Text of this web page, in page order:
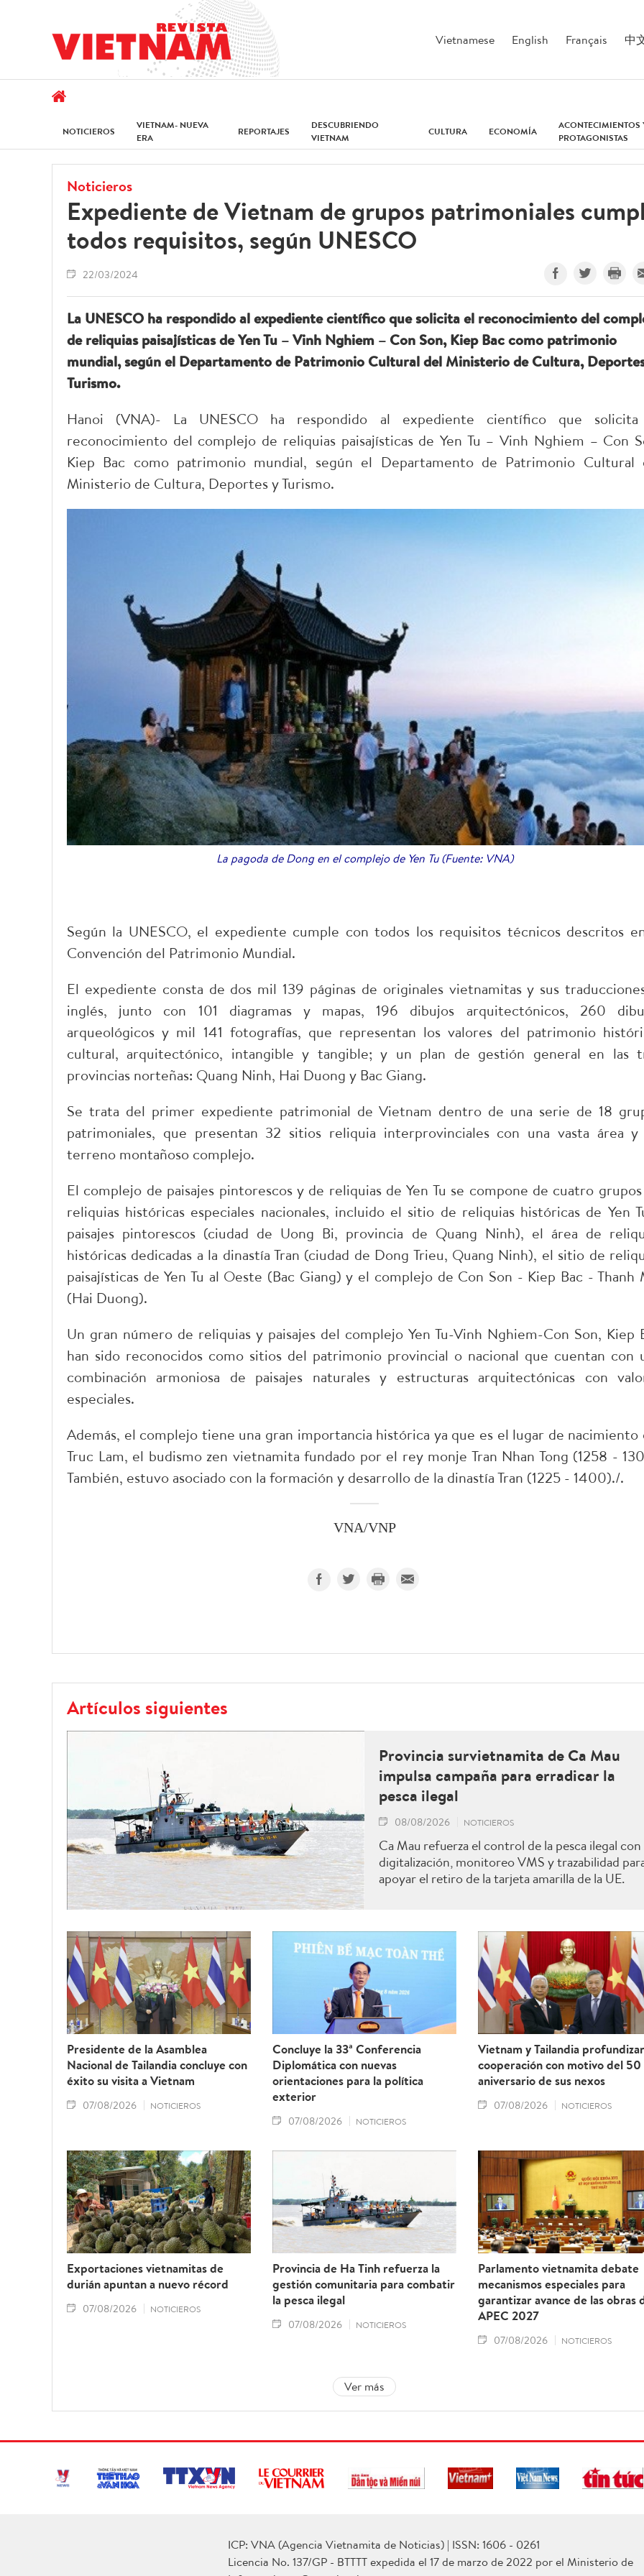
Vietnamese English Français 中
NOTICIEROS
VIETNAM- NUEVA
ERA
REPORTAJES
DESCUBRIENDO
VIETNAM
CULTURA ECONOMÍA
ACONTECIMIENTOS
PROTAGONISTAS
Noticieros
Expediente de Vietnam de grupos patrimoniales
todos requisitos, según UNESCO
22/03/2024
La UNESCO ha respondido al expediente científico que solicita el reconocimiento del
de reliquias paisajísticas de Yen Tu – Vinh Nghiem – Con Son, Kiep Bac como patrimonio
mundial, según el Departamento de Patrimonio Cultural del Ministerio de Cultura,
Turismo.
Hanoi (VNA)- La UNESCO ha respondido al expediente científico que
reconocimiento del complejo de reliquias paisajísticas de Yen Tu – Vinh Nghiem – Con
Kiep Bac como patrimonio mundial, según el Departamento de Patrimonio Cultural
Ministerio de Cultura, Deportes y Turismo.
La pagoda de Dong en el complejo de Yen Tu (Fuente: VNA)
Según la UNESCO, el expediente cumple con todos los requisitos técnicos descritos
Convención del Patrimonio Mundial.
El expediente consta de dos mil 139 páginas de originales vietnamitas y sus
inglés, junto con 101 diagramas y mapas, 196 dibujos arquitectónicos, 260
arqueológicos y mil 141 fotografías, que representan los valores del patrimonio
cultural, arquitectónico, intangible y tangible; y un plan de gestión general en las
provincias norteñas: Quang Ninh, Hai Duong y Bac Giang.
Se trata del primer expediente patrimonial de Vietnam dentro de una serie de 18
patrimoniales, que presentan 32 sitios reliquia interprovinciales con una vasta área
terreno montañoso complejo.
El complejo de paisajes pintorescos y de reliquias de Yen Tu se compone de cuatro
reliquias históricas especiales nacionales, incluido el sitio de reliquias históricas de Yen
paisajes pintorescos (ciudad de Uong Bi, provincia de Quang Ninh), el área de
históricas dedicadas a la dinastía Tran (ciudad de Dong Trieu, Quang Ninh), el sitio de
paisajísticas de Yen Tu al Oeste (Bac Giang) y el complejo de Con Son - Kiep Bac - Thanh
(Hai Duong).
Un gran número de reliquias y paisajes del complejo Yen Tu-Vinh Nghiem-Con Son, Kiep
han sido reconocidos como sitios del patrimonio provincial o nacional que cuentan con
combinación armoniosa de paisajes naturales y estructuras arquitectónicas con
especiales.
Además, el complejo tiene una gran importancia histórica ya que es el lugar de nacimiento
Truc Lam, el budismo zen vietnamita fundado por el rey monje Tran Nhan Tong (1258 -
También, estuvo asociado con la formación y desarrollo de la dinastía Tran (1225 - 1400)./.
VNA/VNP
Artículos siguientes
Provincia survietnamita de Ca Mau
impulsa campaña para erradicar la
pesca ilegal
08/08/2026 NOTICIEROS
Ca Mau refuerza el control de la pesca ilegal con
digitalización, monitoreo VMS y trazabilidad
apoyar el retiro de la tarjeta amarilla de la UE.
Presidente de la Asamblea
Nacional de Tailandia concluye con
éxito su visita a Vietnam
07/08/2026 NOTICIEROS
Concluye la 33ª Conferencia
Diplomática con nuevas
orientaciones para la política
exterior
07/08/2026 NOTICIEROS
Vietnam y Tailandia
cooperación con motivo del 50
aniversario de sus nexos
07/08/2026 NOTICIEROS
Exportaciones vietnamitas de
durián apuntan a nuevo récord
07/08/2026 NOTICIEROS
Provincia de Ha Tinh refuerza la
gestión comunitaria para combatir
la pesca ilegal
07/08/2026 NOTICIEROS
Parlamento vietnamita debate
mecanismos especiales para
garantizar avance de las obras
APEC 2027
07/08/2026 NOTICIEROS
Ver más
ICP: VNA (Agencia Vietnamita de Noticias) | ISSN: 1606 - 0261
Licencia No. 137/GP - BTTTT expedida el 17 de marzo de 2022 por el Ministerio de